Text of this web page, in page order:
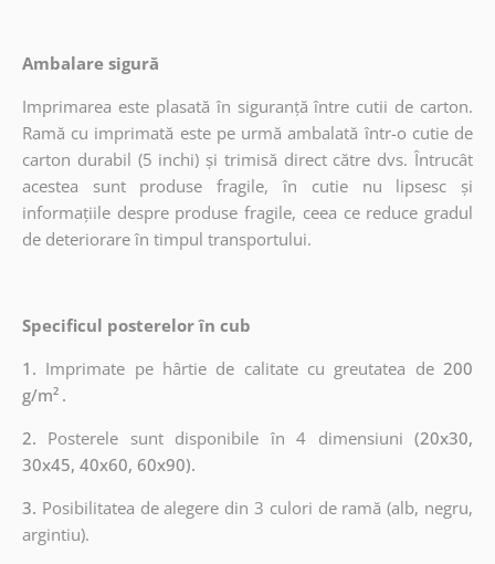
Ambalare sigură
Imprimarea este plasată în siguranță între cutii de carton.
Ramă cu imprimată este pe urmă ambalată într-o cutie de
carton durabil (5 inchi) și trimisă direct către dvs. Întrucât
acestea sunt produse fragile, în cutie nu lipsesc și
informațiile despre produse fragile, ceea ce reduce gradul
de deteriorare în timpul transportului.
Specificul posterelor în cub
1. Imprimate pe hârtie de calitate cu greutatea de200
g/m² .
2. Posterele sunt disponibile în 4 dimensiuni (20x30,
30x45, 40x60, 60x90).
3. Posibilitatea de alegere din 3 culori de ramă (alb, negru,
argintiu).